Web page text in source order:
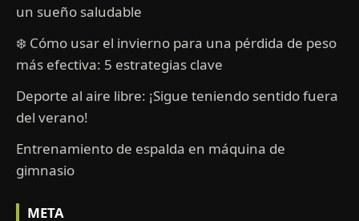
un sueño saludable
❄️ Cómo usar el invierno para una pérdida de peso
más efectiva: 5 estrategias clave
Deporte al aire libre: ¡Sigue teniendo sentido fuera
del verano!
Entrenamiento de espalda en máquina de
gimnasio
META